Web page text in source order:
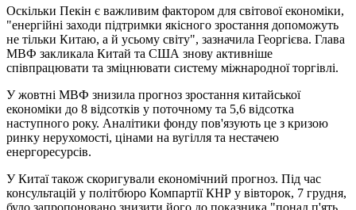
Оскільки Пекін є важливим фактором для світової економіки,
"енергійні заходи підтримки якісного зростання допоможуть
не тільки Китаю, а й усьому світу", зазначила Георгієва. Глава
МВФ закликала Китай та США знову активніше
співпрацювати та зміцнювати систему міжнародної торгівлі.
У жовтні МВФ знизила прогноз зростання китайської
економіки до 8 відсотків у поточному та 5,6 відсотка
наступного року. Аналітики фонду пов'язують це з кризою
ринку нерухомості, цінами на вугілля та нестачею
енергоресурсів.
У Китаї також скоригували економічний прогноз. Під час
консультацій у політбюро Компартії КНР у вівторок, 7 грудня,
було запропоновано знизити його до показника "понад п'ять